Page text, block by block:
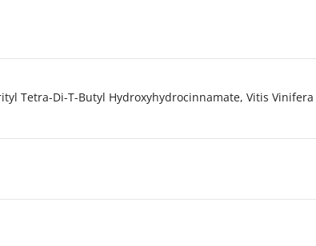
Tetra-Di-T-Butyl Hydroxyhydrocinnamate, Vitis